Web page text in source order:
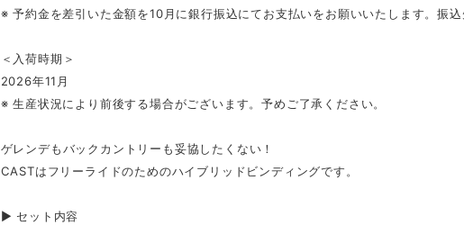
※ 予約金を差引いた金額を10月に銀行振込にてお支払いをお願いいたします。振込
＜入荷時期＞
2026年11月
※ 生産状況により前後する場合がございます。予めご了承ください。
ゲレンデもバックカントリーも妥協したくない！
CASTはフリーライドのためのハイブリッドビンディングです。
▶ セット内容